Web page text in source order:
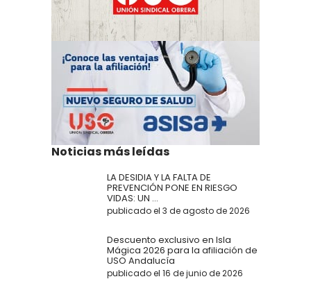
Noticias más leídas
LA DESIDIA Y LA FALTA DE
PREVENCIÓN PONE EN RIESGO
VIDAS: UN ...
publicado el 3 de agosto de 2026
Descuento exclusivo en Isla
Mágica 2026 para la afiliación de
USO Andalucía
publicado el 16 de junio de 2026